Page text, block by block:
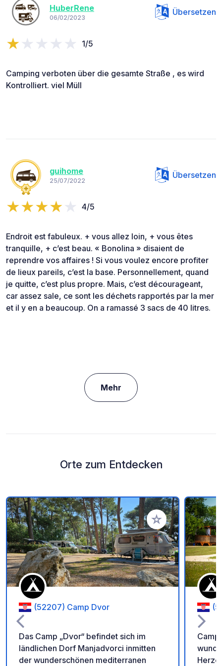
HuberRene
06/02/2023
Übersetzen
1/5
Camping verboten über die gesamte Straße , es wird
Kontrolliert. viel Müll
guihome
25/07/2022
Übersetzen
4/5
Endroit est fabuleux. + vous allez loin, + vous êtes
tranquille, + c’est beau. « Bonolina » disaient de
reprendre vos affaires ! Si vous voulez encore profiter
de lieux pareils, c’est la base. Personnellement, quand
je quitte, c’est plus propre. Mais, c’est décourageant,
car assez sale, ce sont les déchets rapportés par la mer
et il y en a beaucoup. On a ramassé 3 sacs de 40 litres.
Mehr
Orte zum Entdecken
Zu Ihren Favoriten
(52207) Camp Dvor
Das Camp „Dvor“ befindet sich im
ländlichen Dorf Manjadvorci inmitten
der wunderschönen mediterranen
Camp